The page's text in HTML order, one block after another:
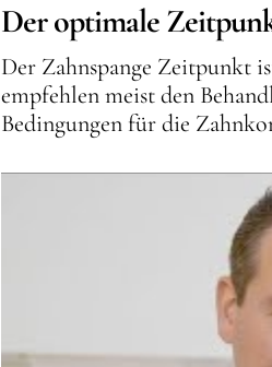
Der optimale
Der Zahnspange Zeitpunkt
empfehlen meist den
Bedingungen für die